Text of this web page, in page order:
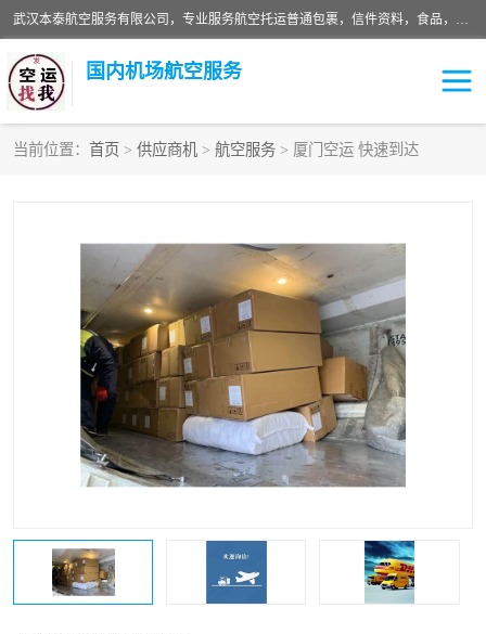
武汉本泰航空服务有限公司，专业服务航空托运普通包裹，信件资料，食品，服装，快消品等运输的专线空运，完善的网络服务确保为客户提供准确、*、安全的“门对门”服务，本着“诚信为本、精诚合作”的服务宗旨.“以安全运输为保障，以运价合理要求市场”的经营理念。武汉机场货运、武汉航空物流、武汉空运、武汉天河国际机场东方、南方、国际航空、机场空运业务覆盖国内二三线机场城市，如：武汉-敦煌、武汉-柳州等
国内机场航空服务
当前位置： 首页 > 供应商机 > 航空服务 > 厦门空运 快速到达